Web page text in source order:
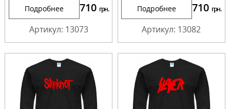
Подробнее 710 грн.
Артикул: 13073
Подробнее 710 грн.
Артикул: 13082